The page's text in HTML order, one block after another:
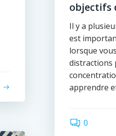
objectifs
Il y a
est
lorsque
distractions
apprendre
0